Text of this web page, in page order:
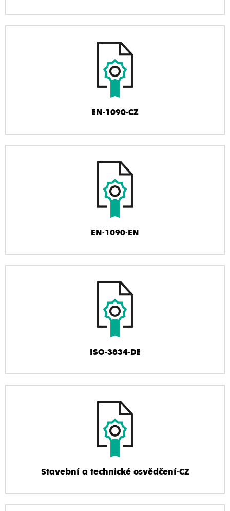
EN-1090-CZ
EN-1090-EN
ISO-3834-DE
Stavební a technické osvědčení-CZ